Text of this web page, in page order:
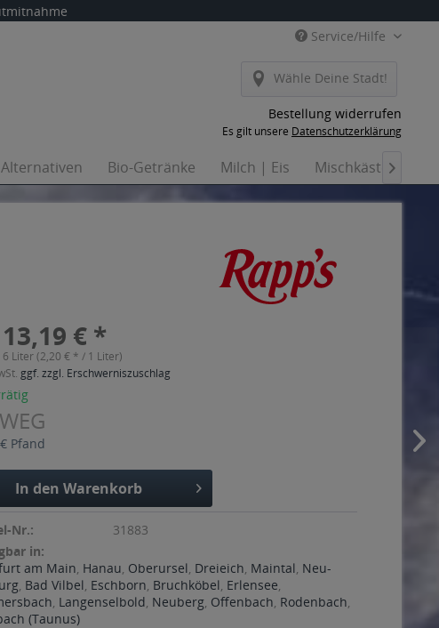
Service/Hilfe
Wähle Deine Stadt!
Bestellung widerrufen
Es gilt unsere Datenschutzerklärung
Bio-Getränke Milch | Eis Mischkästen

€ *
6 Liter (2,20 € * / 1 Liter)
ggf. zzgl. Erschwerniszuschlag
Pfand
In den Warenkorb
Nr.:
31883
in:
am Main, Hanau, Oberursel, Dreieich, Maintal, Neu-
, Bad Vilbel, Eschborn, Bruchköbel, Erlensee,
, Langenselbold, Neuberg, Offenbach, Rodenbach,
(Taunus)